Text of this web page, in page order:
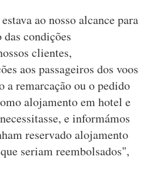
ao nosso alcance para
condições
clientes,
aos passageiros dos voos
a remarcação ou o pedido
alojamento em hotel e
e informámos
reservado alojamento
seriam reembolsados",